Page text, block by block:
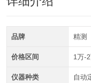
品牌 精测
价格区间 1万-
仪器种类 自动